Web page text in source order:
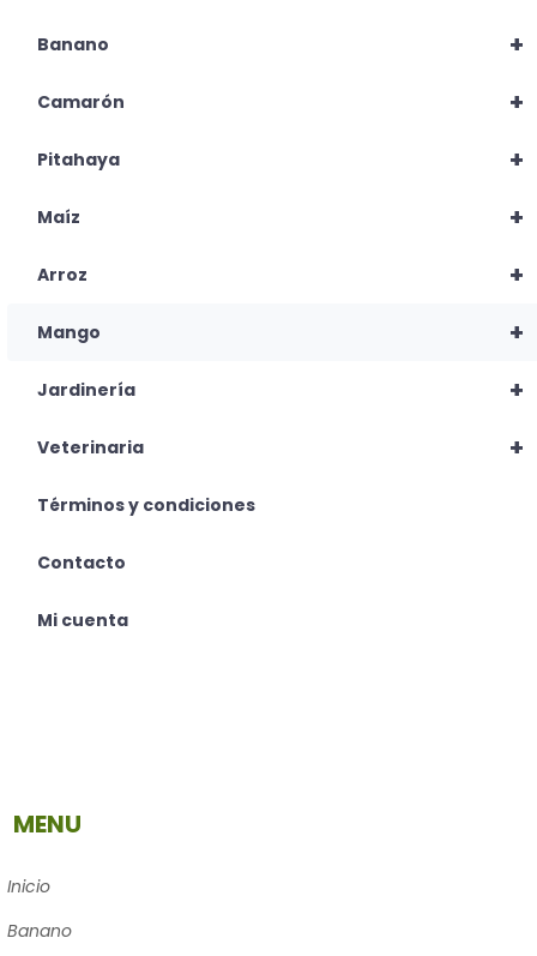
+
Banano
+
Camarón
+
Pitahaya
+
Maíz
+
Arroz
+
Mango
+
Jardinería
+
Veterinaria
Términos y condiciones
Contacto
Mi cuenta
MENU
Inicio
Banano